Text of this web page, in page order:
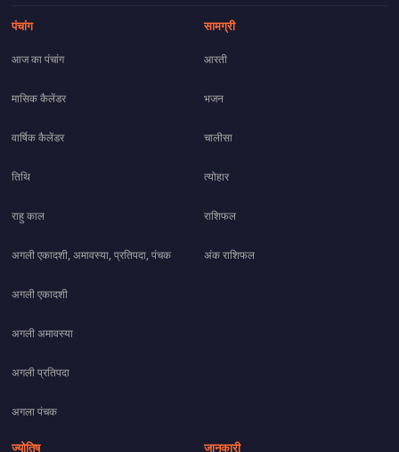
पंचांग
आज का पंचांग
मासिक कैलेंडर
वार्षिक कैलेंडर
तिथि
राहु काल
अगली एकादशी, अमावस्या, प्रतिपदा, पंचक
अगली एकादशी
अगली अमावस्या
अगली प्रतिपदा
अगला पंचक
सामग्री
आरती
भजन
चालीसा
त्योहार
राशिफल
अंक राशिफल
ज्योतिष जानकारी